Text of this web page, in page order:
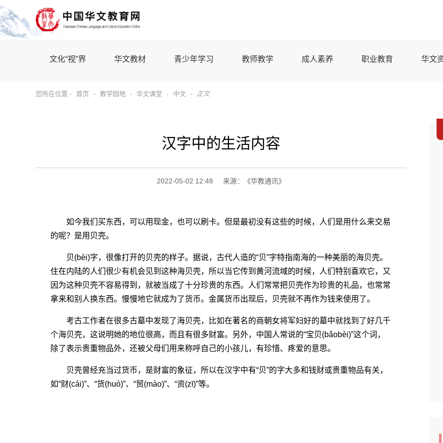
文化“视”界 华文教材 青少年学习 教师教学 成人素养 职业教育 华文
您所在位置 - 首页 - 教学园地 - 华文课堂 - 中文 - 正文
汉字中的生活内容
2022-05-02 12:48 来源：《华教通讯》
如今我们买东西，可以用现金，也可以刷卡。但是最初没有这些的时候，人们是用什么来交易
的呢？是用贝壳。
贝(bèi)字，很像打开的贝壳的样子。据说，古代人造的“贝”字特指南海的一种美丽的海贝壳。
住在内陆的人们很少有机会见到这种海贝壳，所以当它传到黄河流域的时候，人们特别喜欢它，又
因为这种贝壳不容易得到，就被当成了十分珍贵的东西。人们常常把贝壳作为珍贵的礼品，也常常
拿来和别人换东西。慢慢地它就成为了货币。金属货币出现后，贝壳就不再作为钱来使用了。
考古工作者在很多古墓中发现了海贝壳，比如在著名的商朝女将军妇好的墓中就找到了好几千
个海贝壳，这说明她的地位很高，而且有很多财富。另外，中国人常说的“宝贝(bǎobèi)”这个词，
除了表示贵重物品外，还被父母们用来称呼自己的小孩儿，有珍惜、疼爱的意思。
贝壳曾经充当过货币，是财富的象征，所以在汉字中有“贝”的字大多和钱财或贵重物品有关，
如“财(cái)”、“货(huò)”、“贸(mào)”、“资(zī)”等。